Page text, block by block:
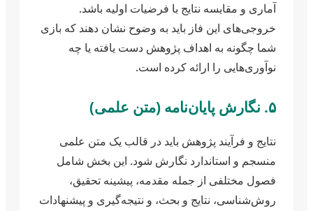
آماری و مقایسه نتایج با فرضیات اولیه باشد.
خروجی‌های این فاز باید به وضوح نشان دهند که بازی
شما چگونه به اهداف پژوهش دست یافته یا چه
نوآوری‌هایی را ارائه کرده است.
۵. نگارش پایان‌نامه (متن علمی)
نتایج و فرآیند پژوهش باید در قالب یک متن علمی
منسجم و استاندارد نگارش شود. این بخش شامل
فصول مختلفی از جمله مقدمه، پیشینه تحقیق،
روش‌شناسی، نتایج و بحث، و نتیجه‌گیری و پیشنهادات